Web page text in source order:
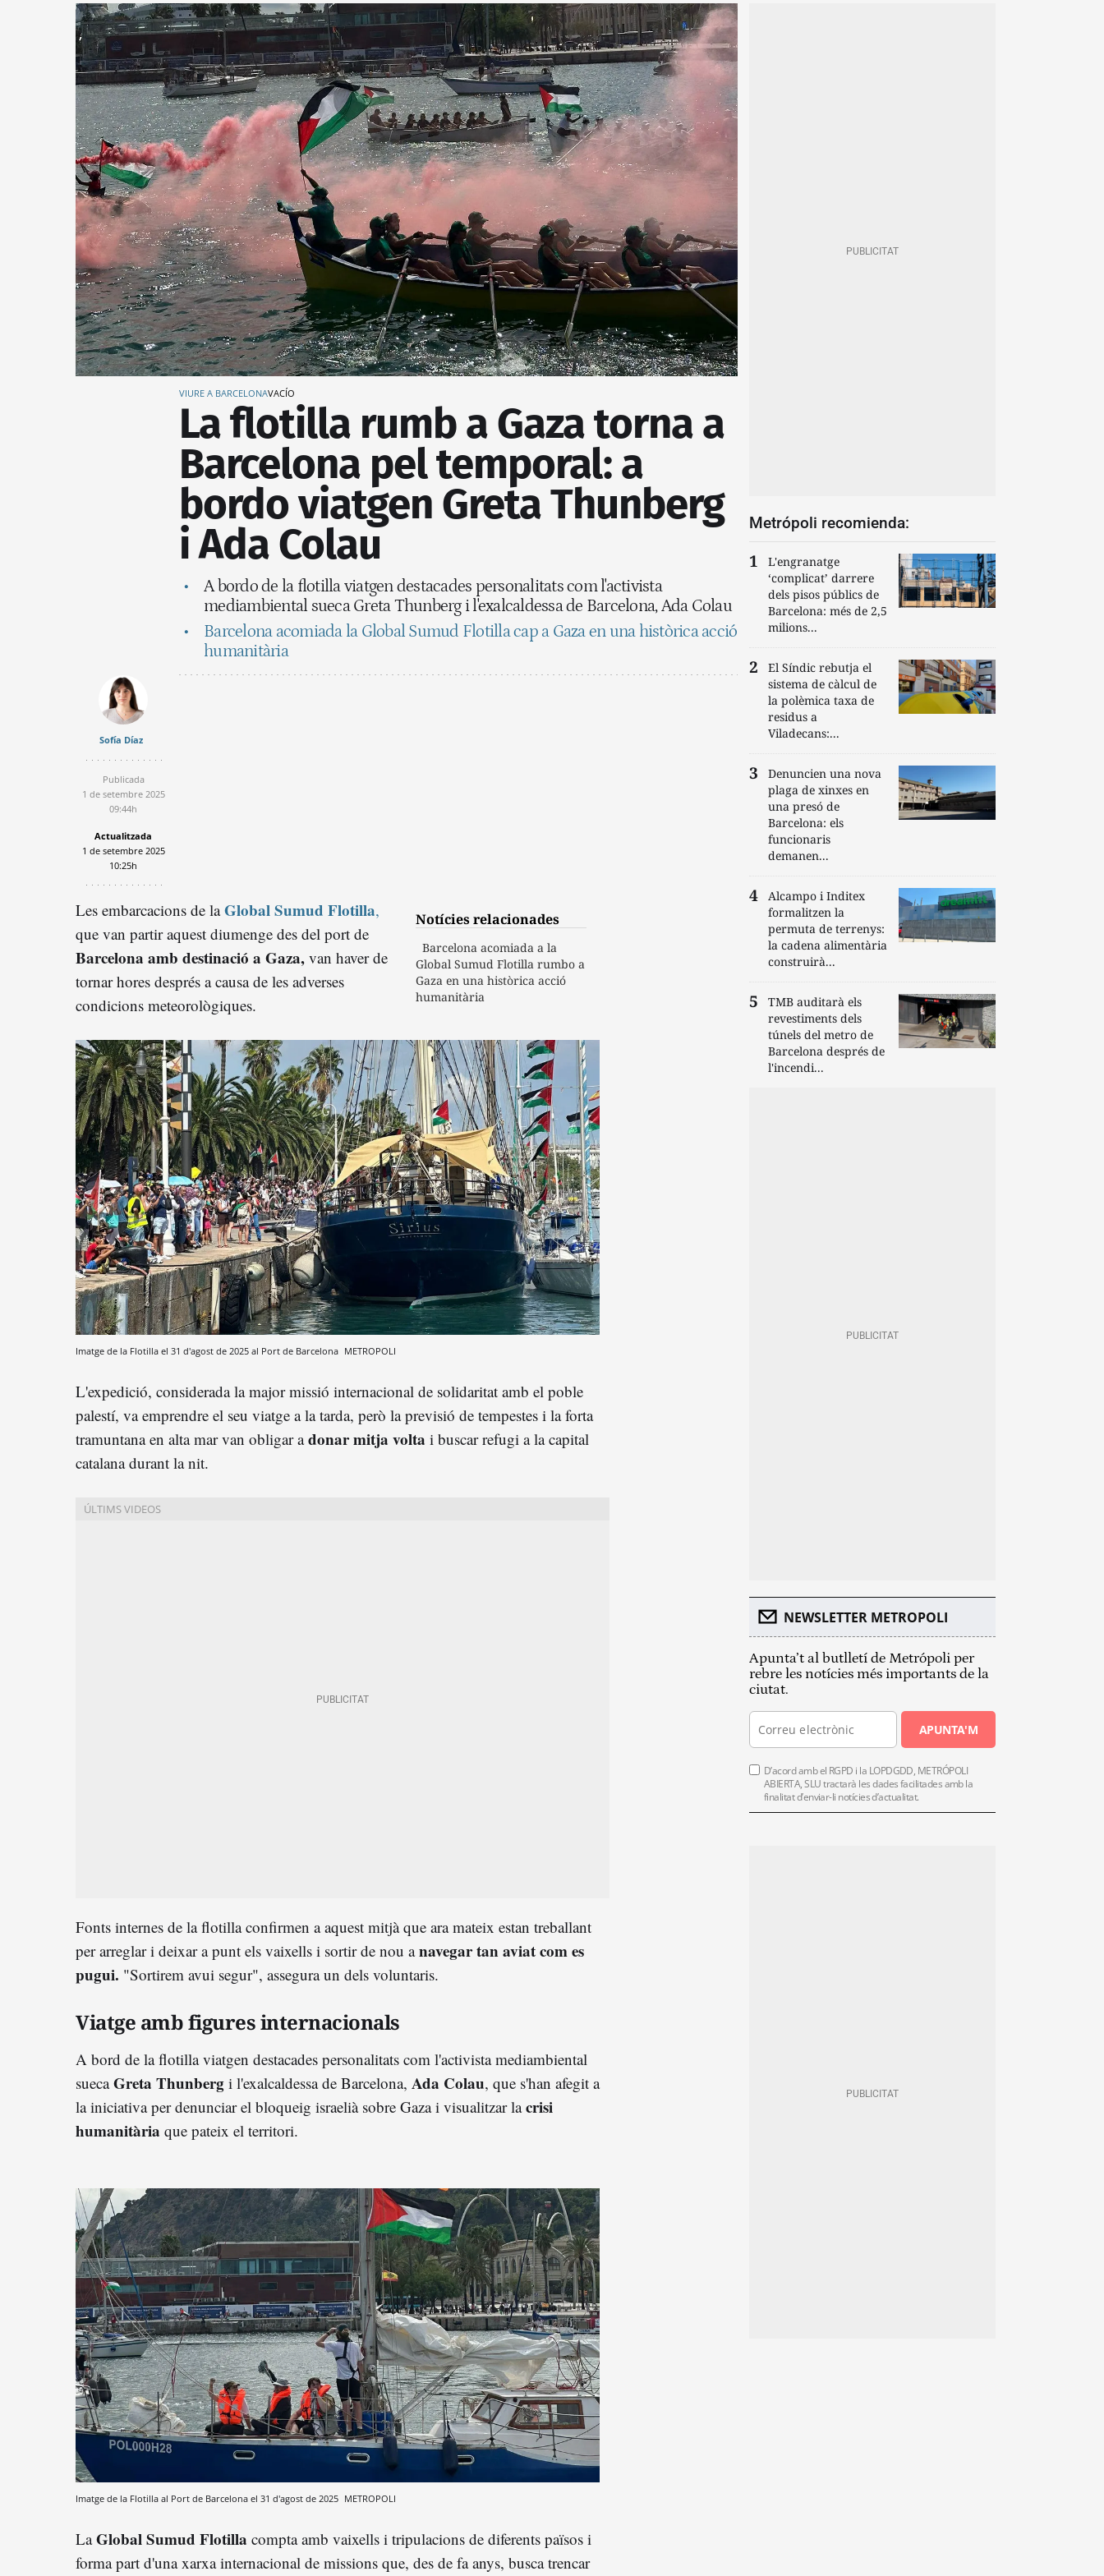
VIURE A BARCELONAVACÍO
La flotilla rumb a Gaza torna a
Barcelona pel temporal: a
bordo viatgen Greta Thunberg
i Ada Colau
A bordo de la flotilla viatgen destacades personalitats com l'activista
mediambiental sueca Greta Thunberg i l'exalcaldessa de Barcelona, Ada Colau
Barcelona acomiada la Global Sumud Flotilla cap a Gaza en una històrica acció
humanitària
Sofía Díaz
Publicada
1 de setembre 2025
09:44h
Actualitzada
1 de setembre 2025
10:25h
Notícies relacionades
Barcelona acomiada a la
Global Sumud Flotilla rumbo a
Gaza en una històrica acció
humanitària
Les embarcacions de la Global Sumud Flotilla,
que van partir aquest diumenge des del port de
Barcelona amb destinació a Gaza, van haver de
tornar hores després a causa de les adverses
condicions meteorològiques.
Imatge de la Flotilla el 31 d'agost de 2025 al Port de Barcelona METROPOLI
L'expedició, considerada la major missió internacional de solidaritat amb el poble
palestí, va emprendre el seu viatge a la tarda, però la previsió de tempestes i la forta
tramuntana en alta mar van obligar adonar mitja volta i buscar refugi a la capital
catalana durant la nit.
Fonts internes de la flotilla confirmen a aquest mitjà que ara mateix estan treballant
per arreglar i deixar a punt els vaixells i sortir de nou anavegar tan aviat com es
pugui. "Sortirem avui segur", assegura un dels voluntaris.
Viatge amb figures internacionals
A bord de la flotilla viatgen destacades personalitats com l'activista mediambiental
suecaGreta Thunberg i l'exalcaldessa de Barcelona, Ada Colau, que s'han afegit a
la iniciativa per denunciar el bloqueig israelià sobre Gaza i visualitzar lacrisi
humanitària que pateix el territori.
Imatge de la Flotilla al Port de Barcelona el 31 d'agost de 2025 METROPOLI
LaGlobal Sumud Flotilla compta amb vaixells i tripulacions de diferents països i
forma part d'una xarxa internacional de missions que, des de fa anys, busca trencar
Metrópoli recomienda:
L'engranatge
‘complicat’ darrere
dels pisos públics de
Barcelona: més de 2,5
milions...
El Síndic rebutja el
sistema de càlcul de
la polèmica taxa de
residus a
Viladecans:...
Denuncien una nova
plaga de xinxes en
una presó de
Barcelona: els
funcionaris
demanen...
Alcampo i Inditex
formalitzen la
permuta de terrenys:
la cadena alimentària
construirà...
TMB auditarà els
revestiments dels
túnels del metro de
Barcelona després de
l'incendi...
NEWSLETTER METROPOLI
Apunta’t al butlletí de Metrópoli per
rebre les notícies més importants de la
ciutat.
APUNTA'M
D’acord amb el RGPD i la LOPDGDD, METRÓPOLI
ABIERTA, SLU tractarà les dades facilitades amb la
finalitat d’enviar-li notícies d’actualitat.